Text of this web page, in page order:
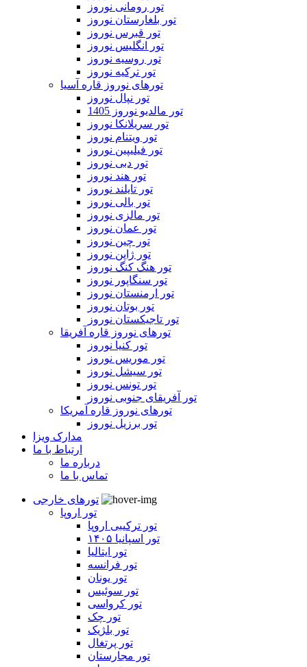
تور رومانی نوروز
تور بلغارستان نوروز
تور قبرس نوروز
تور انگلیس نوروز
تور روسیه نوروز
تور ترکیه نوروز
تورهای نوروز قاره آسیا
تور نپال نوروز
تور مالدیو نوروز 1405
تور سریلانکا نوروز
تور ویتنام نوروز
تور فیلیپین نوروز
تور دبی نوروز
تور هند نوروز
تور تایلند نوروز
تور بالی نوروز
تور مالزی نوروز
تور عمان نوروز
تور چین نوروز
تور ژاپن نوروز
تور هنگ کنگ نوروز
تور سنگاپور نوروز
تور ارمنستان نوروز
تور بوتان نوروز
تور تاجیکستان نوروز
تورهای نوروز قاره آفریقا
تور کنیا نوروز
تور موریس نوروز
تور سیشل نوروز
تور تونس نوروز
تور آفریقای جنوبی نوروز
تورهای نوروز قاره آمریکا
تور برزیل نوروز
مدارک ویزا
ارتباط با ما
درباره ما
تماس با ما
تورهای خارجی
تور اروپا
تور ترکیبی اروپا
تور اسپانیا ۱۴۰۵
تور ایتالیا
تور فرانسه
تور یونان
تور سوئیس
تور کرواسی
تور چک
تور بلژیک
تور پرتغال
تور مجارستان